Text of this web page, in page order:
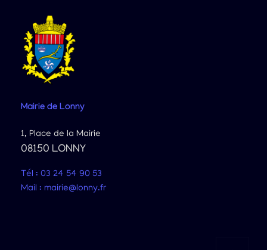
Mairie de Lonny
1, Place de la Mairie
08150 LONNY
Tél : 03 24 54 90 53
Mail : mairie@lonny.fr